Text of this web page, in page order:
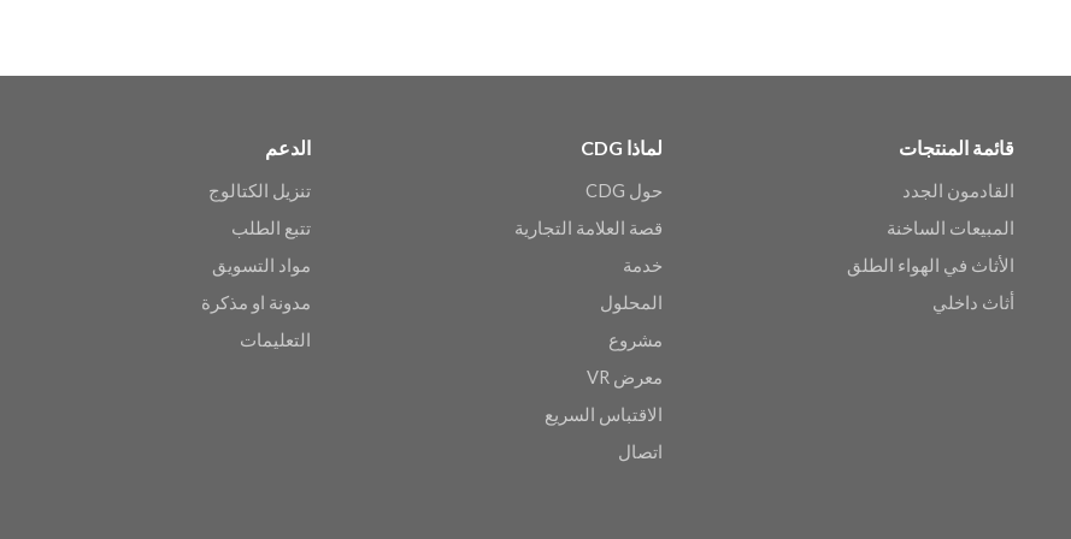
قائمة المنتجات
القادمون الجدد
المبيعات الساخنة
الأثاث في الهواء الطلق
أثاث داخلي
لماذا CDG
حول CDG
قصة العلامة التجارية
خدمة
المحلول
مشروع
معرض VR
الاقتباس السريع
اتصال
الدعم
تنزيل الكتالوج
تتبع الطلب
مواد التسويق
مدونة او مذكرة
التعليمات